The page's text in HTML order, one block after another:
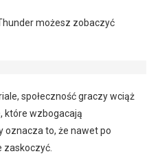
możesz zobaczyć
społeczność graczy wciąż
które wzbogacają
oznacza to, że nawet po
zaskoczyć.